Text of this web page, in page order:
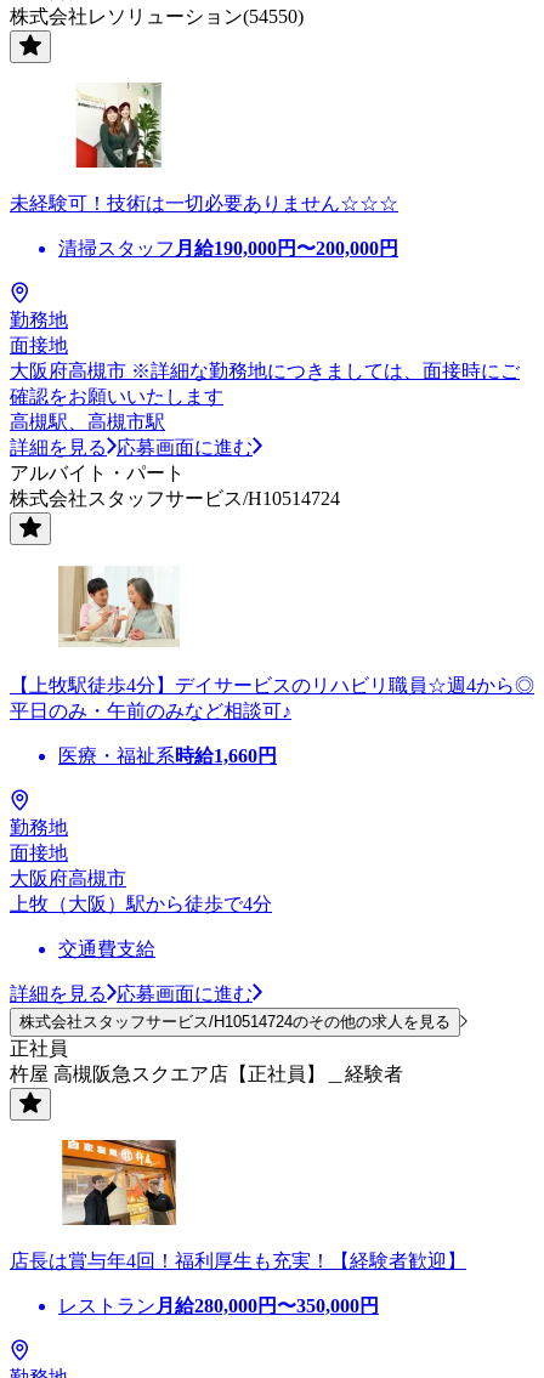
株式会社レソリューション(54550)
未経験可！技術は一切必要ありません☆☆☆
清掃スタッフ 月給190,000円〜200,000円
勤務地
面接地
大阪府高槻市 ※詳細な勤務地につきましては、面接時にご
確認をお願いいたします
高槻駅、高槻市駅
詳細を見る
応募画面に進む
アルバイト・パート
株式会社スタッフサービス/H10514724
【上牧駅徒歩4分】デイサービスのリハビリ職員☆週4から◎
平日のみ・午前のみなど相談可♪
医療・福祉系時給1,660円
勤務地
面接地
大阪府高槻市
上牧（大阪）駅から徒歩で4分
交通費支給
詳細を見る 応募画面に進む
株式会社スタッフサービス/H10514724のその他の求人を見る
正社員
杵屋 高槻阪急スクエア店【正社員】＿経験者
店長は賞与年4回！福利厚生も充実！【経験者歓迎】
レストラン 月給280,000円〜350,000円